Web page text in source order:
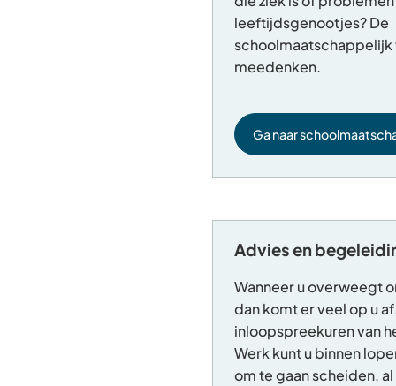
leeftijdsgenootjes? De
schoolmaatschappelijk
meedenken.
Ga naar
Advies en
Wanneer u overweegt
dan komt er veel op u
inloopspreekuren van
Werk kunt u binnen
om te gaan scheiden,